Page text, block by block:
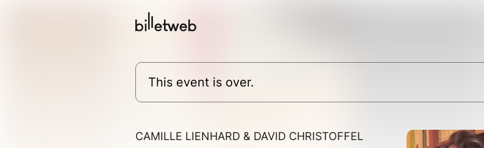
This event is over.
CAMILLE LIENHARD & DAVID CHRISTOFFEL